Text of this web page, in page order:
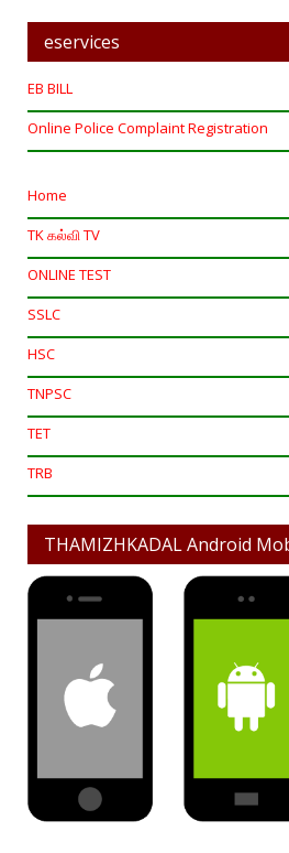
eservices
EB BILL
Online Police Complaint Registration
Home
TK கல்வி TV
ONLINE TEST
SSLC
HSC
TNPSC
TET
TRB
THAMIZHKADAL Android